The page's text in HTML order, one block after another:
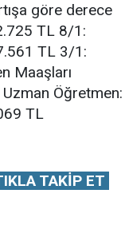
göre derece
TL 8/1:
TL 3/1:
Maaşları
Öğretmen:
TL
TAKİP ET